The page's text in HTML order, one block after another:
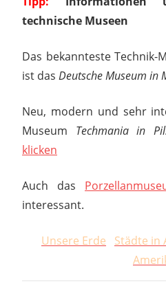
technische Museen
Das bekannteste Technik-
ist das Deutsche Museum in
Neu, modern und sehr
Museum Techmania in
klicken
Auch das
interessant.
Unsere Erde Städte in